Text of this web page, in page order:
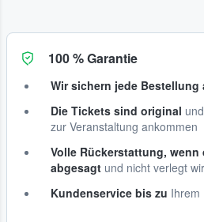
100 % Garantie
Wir sichern jede Bestellung
Die Tickets sind original
zur Veranstaltung ankommen
Volle Rückerstattung, wenn
abgesagt und nicht verlegt
Kundenservice bis zu Ihrem